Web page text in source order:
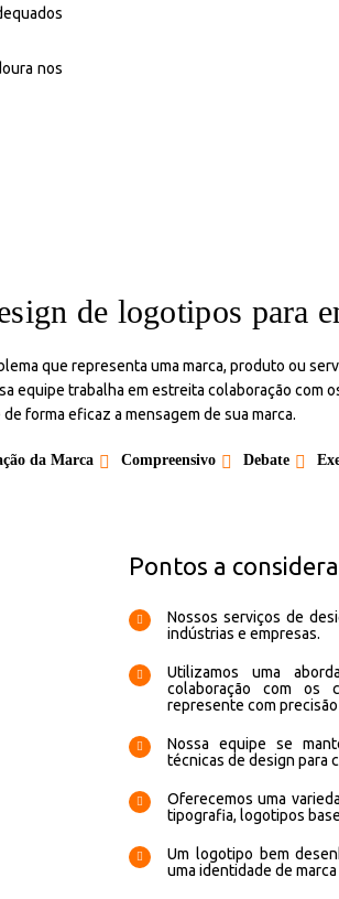
nos
de logotipos para
que representa uma marca, produto ou
equipe trabalha em estreita colaboração com
forma eficaz a mensagem de sua marca.
da Marca Compreensivo Debate
Pontos a
Nossos serviços de
indústrias e empresas.
Utilizamos uma
colaboração com os
represente com precisão
Nossa equipe se
técnicas de design para
Oferecemos uma
tipografia, logotipos
Um logotipo bem
uma identidade de